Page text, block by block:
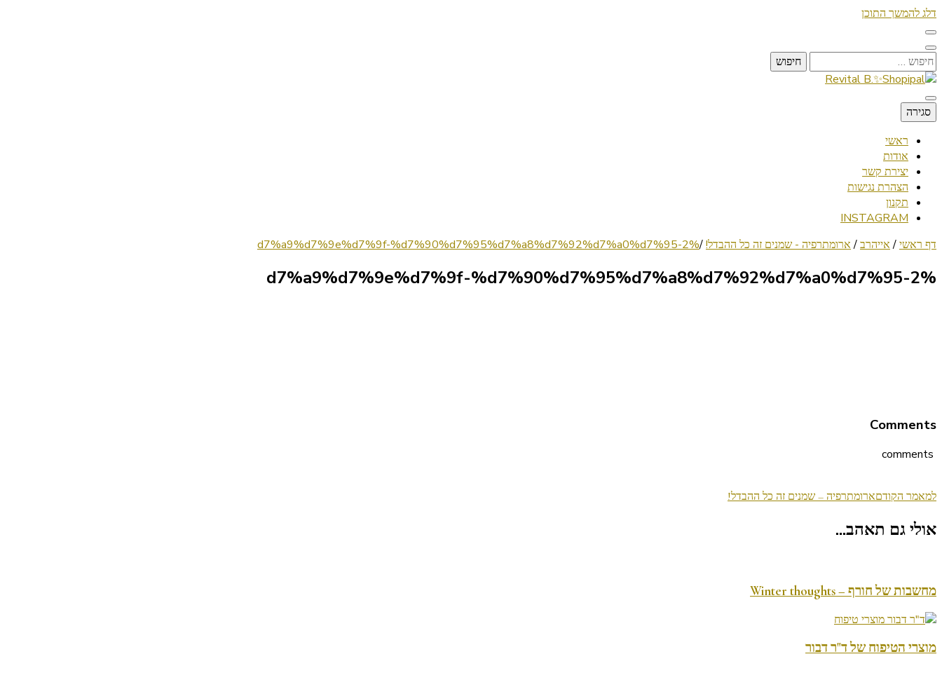
דלג להמשך התוכן
חיפוש:
Revital B.✨Shopipal
Lifestyle ✦ Beauty ✦ Vegan ✦ Travel
סגירה
ראשי
אודות
יצירת קשר
הצהרת נגישות
תקנון
INSTAGRAM
דף ראשי/ אייהרב/ ארומתרפיה - שמנים זה כל ההבדל!/
%d7%a9%d7%9e%d7%9f-%d7%90%d7%95%d7%a8%d7%92%d7%a0%d7%95-2
%d7%a9%d7%9e%d7%9f-%d7%90%d7%95%d7%a8%d7%92%d7%a0%d7%95-2
Comments
ניווט
בפוסטים
למאמר הקודםארומתרפיה – שמנים זה כל ההבדל!
אולי גם תאהב...
מחשבות של חורף – Winter thoughts
מוצרי הטיפוח של ד"ר דבור